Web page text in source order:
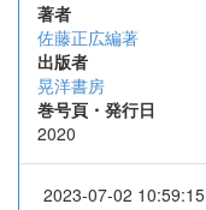
著者
佐藤正広編著
出版者
晃洋書房
巻号頁・発行日
2020
2023-07-02 10:59:15